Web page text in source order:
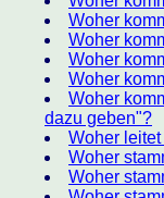
Woher
Woher
Woher
Woher
Woher
dazu geben"?
Woher
Woher
Woher